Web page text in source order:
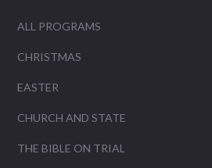
ALL PROGRAMS
CHRISTMAS
EASTER
CHURCH AND STATE
THE BIBLE ON TRIAL